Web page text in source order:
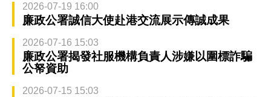
2026-07-19 16:00
廉政公署誠信大使赴港交流展示傳誠成果
2026-07-16 15:03
廉政公署揭發社服機構負責人涉嫌以圍標詐騙
公帑資助
2026-07-15 15:03